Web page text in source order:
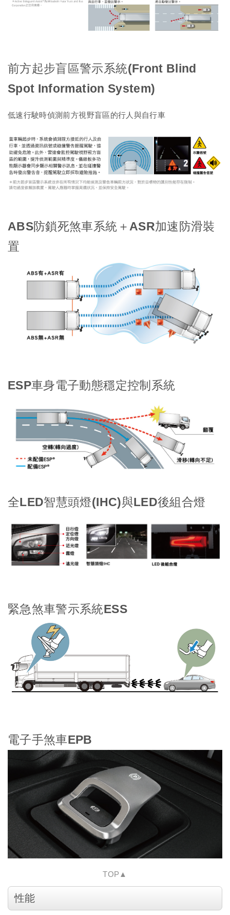
前方起步盲區警示系統(Front Blind
Spot Information System)
低速行駛時偵測前方視野盲區的行人與自行車
ABS防鎖死煞車系統＋ASR加速防滑裝
置
ESP車身電子動態穩定控制系統
全LED智慧頭燈(IHC)與LED後組合燈
緊急煞車警示系統ESS
電子手煞車EPB
TOP▲
性能